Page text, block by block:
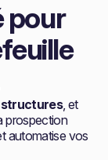
pour
, et
prospection
automatise vos